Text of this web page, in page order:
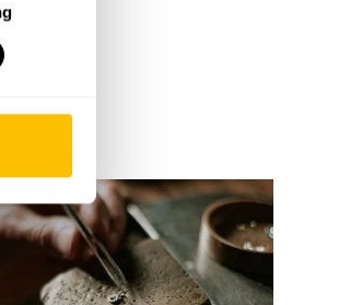
Servicio
integral
Rosich
Jewels